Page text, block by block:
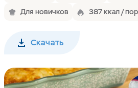
Для новичков
387 ккал /
Скачать